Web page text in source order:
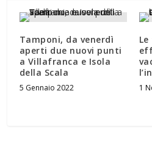
Tamponi, da venerdì
aperti due nuovi punti
a Villafranca e Isola
della Scala
5 Gennaio 2022 1